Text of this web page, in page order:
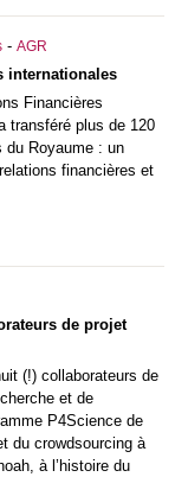
- AGR
internationales
Financières
transféré plus de 120
du Royaume : un
financières et
de projet
(!) collaborateurs de
et de
P4Science de
du crowdsourcing à
à l’histoire du